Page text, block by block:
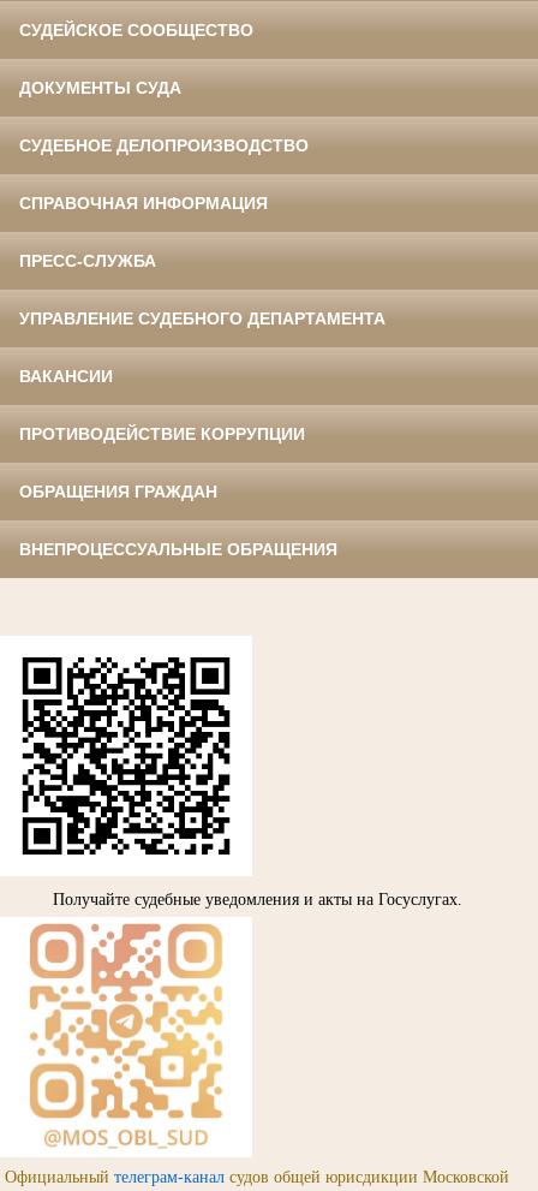
СУДЕЙСКОЕ СООБЩЕСТВО
ДОКУМЕНТЫ СУДА
СУДЕБНОЕ ДЕЛОПРОИЗВОДСТВО
СПРАВОЧНАЯ ИНФОРМАЦИЯ
ПРЕСС-СЛУЖБА
УПРАВЛЕНИЕ СУДЕБНОГО ДЕПАРТАМЕНТА
ВАКАНСИИ
ПРОТИВОДЕЙСТВИЕ КОРРУПЦИИ
ОБРАЩЕНИЯ ГРАЖДАН
ВНЕПРОЦЕССУАЛЬНЫЕ ОБРАЩЕНИЯ
Получайте судебные уведомления и акты на Госуслугах.
Официальный телеграм-канал судов общей юрисдикции Московской